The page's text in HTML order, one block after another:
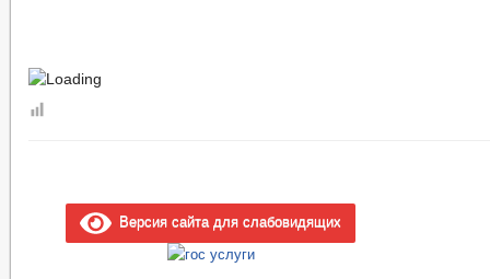
Версия сайта для слабовидящих